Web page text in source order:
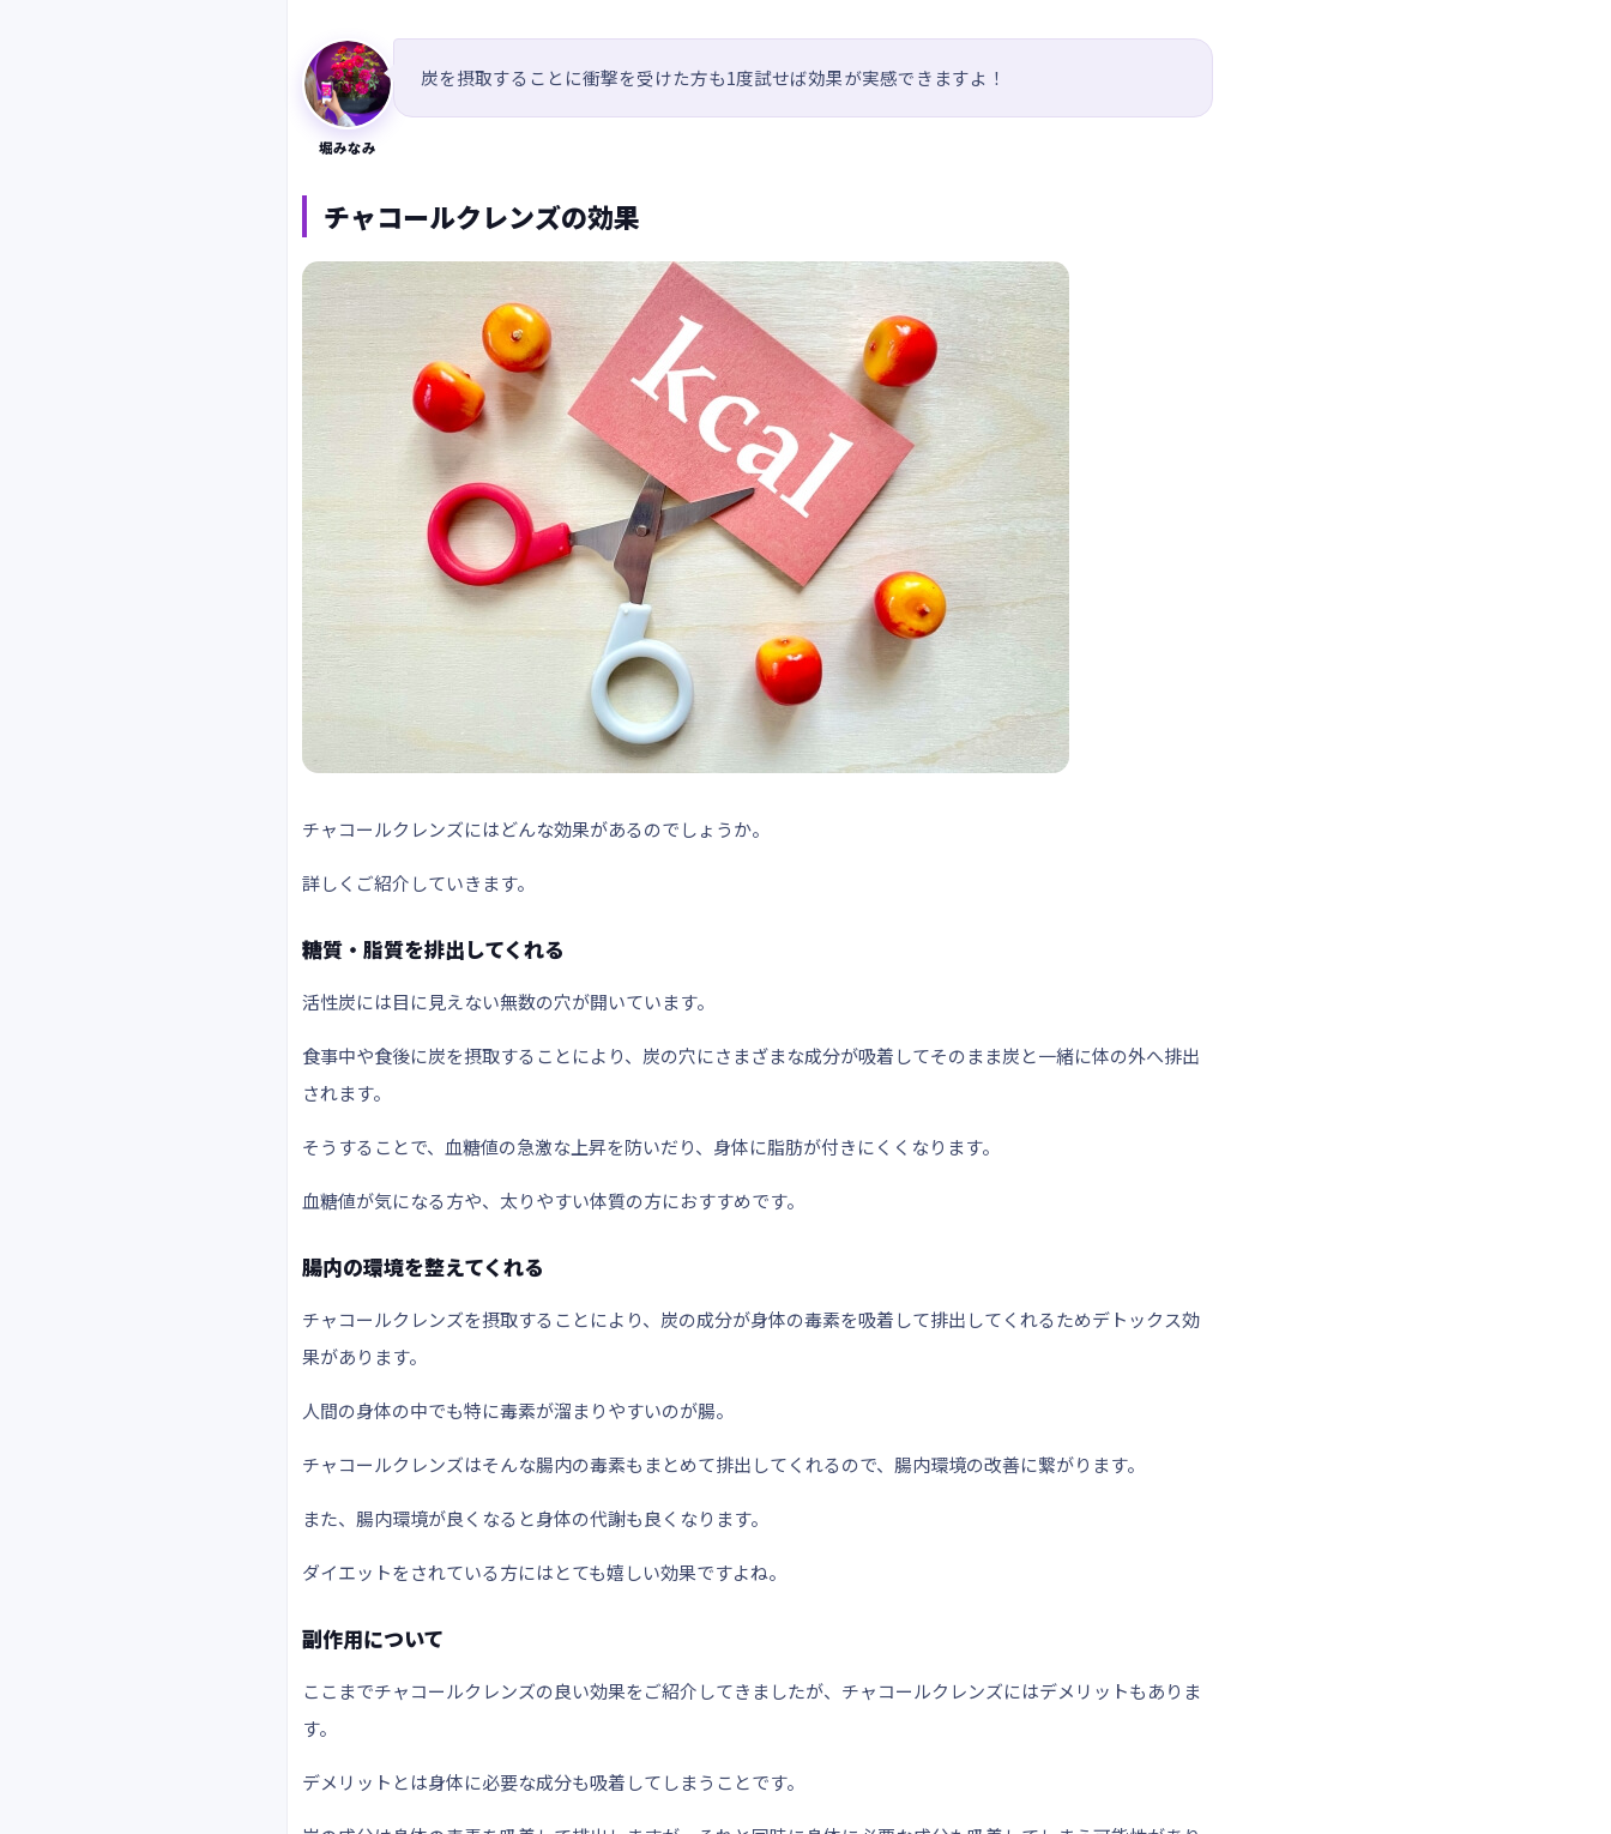
堀みなみ
炭を摂取することに衝撃を受けた方も1度試せば効果が実感できますよ！
チャコールクレンズの効果
チャコールクレンズにはどんな効果があるのでしょうか。
詳しくご紹介していきます。
糖質・脂質を排出してくれる
活性炭には目に見えない無数の穴が開いています。
食事中や食後に炭を摂取することにより、炭の穴にさまざまな成分が吸着してそのまま炭と一緒に体の外へ排出
されます。
そうすることで、血糖値の急激な上昇を防いだり、身体に脂肪が付きにくくなります。
血糖値が気になる方や、太りやすい体質の方におすすめです。
腸内の環境を整えてくれる
チャコールクレンズを摂取することにより、炭の成分が身体の毒素を吸着して排出してくれるためデトックス効
果があります。
人間の身体の中でも特に毒素が溜まりやすいのが腸。
チャコールクレンズはそんな腸内の毒素もまとめて排出してくれるので、腸内環境の改善に繋がります。
また、腸内環境が良くなると身体の代謝も良くなります。
ダイエットをされている方にはとても嬉しい効果ですよね。
副作用について
ここまでチャコールクレンズの良い効果をご紹介してきましたが、チャコールクレンズにはデメリットもありま
す。
デメリットとは身体に必要な成分も吸着してしまうことです。